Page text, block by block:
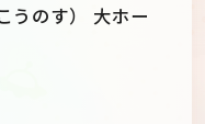
うのす） 大ホー